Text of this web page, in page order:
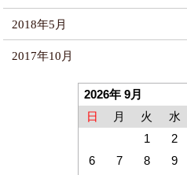
2018年5月
2017年10月
2026年 9月
日
月 火 水
1
2
6
7 8 9